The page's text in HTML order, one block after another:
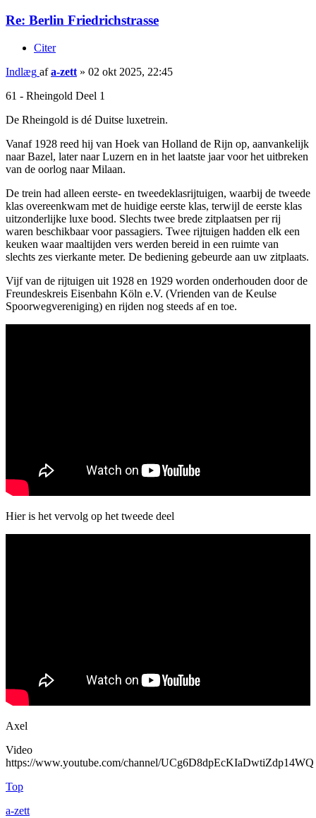
Re: Berlin Friedrichstrasse
Citer
Indlæg afa-zett » 02 okt 2025, 22:45
61 - Rheingold Deel 1
De Rheingold is dé Duitse luxetrein.
Vanaf 1928 reed hij van Hoek van Holland de Rijn op, aanvankelijk
naar Bazel, later naar Luzern en in het laatste jaar voor het uitbreken
van de oorlog naar Milaan.
De trein had alleen eerste- en tweedeklasrijtuigen, waarbij de tweede
klas overeenkwam met de huidige eerste klas, terwijl de eerste klas
uitzonderlijke luxe bood. Slechts twee brede zitplaatsen per rij
waren beschikbaar voor passagiers. Twee rijtuigen hadden elk een
keuken waar maaltijden vers werden bereid in een ruimte van
slechts zes vierkante meter. De bediening gebeurde aan uw zitplaats.
Vijf van de rijtuigen uit 1928 en 1929 worden onderhouden door de
Freundeskreis Eisenbahn Köln e.V. (Vrienden van de Keulse
Spoorwegvereniging) en rijden nog steeds af en toe.
Hier is het vervolg op het tweede deel
Axel
Video
https://www.youtube.com/channel/UCg6D8dpEcKIaDwtiZdp14WQ
Top
a-zett